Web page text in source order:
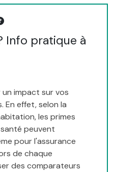
Info pratique à
impact sur vos
En effet, selon la
les primes
peuvent
pour l'assurance
de chaque
des comparateurs